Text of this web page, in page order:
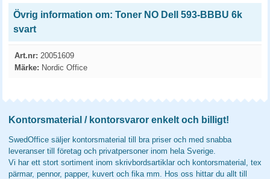
Övrig information om: Toner NO Dell 593-BBBU 6k
svart
Art.nr: 20051609
Märke: Nordic Office
Kontorsmaterial / kontorsvaror enkelt och billigt!
SwedOffice säljer kontorsmaterial till bra priser och med snabba
leveranser till företag och privatpersoner inom hela Sverige.
Vi har ett stort sortiment inom skrivbordsartiklar och kontorsmaterial, tex
pärmar, pennor, papper, kuvert och fika mm. Hos oss hittar du allt till